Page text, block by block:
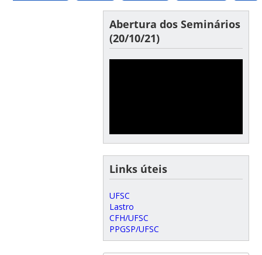
Abertura dos Seminários
(20/10/21)
Links úteis
UFSC
Lastro
CFH/UFSC
PPGSP/UFSC